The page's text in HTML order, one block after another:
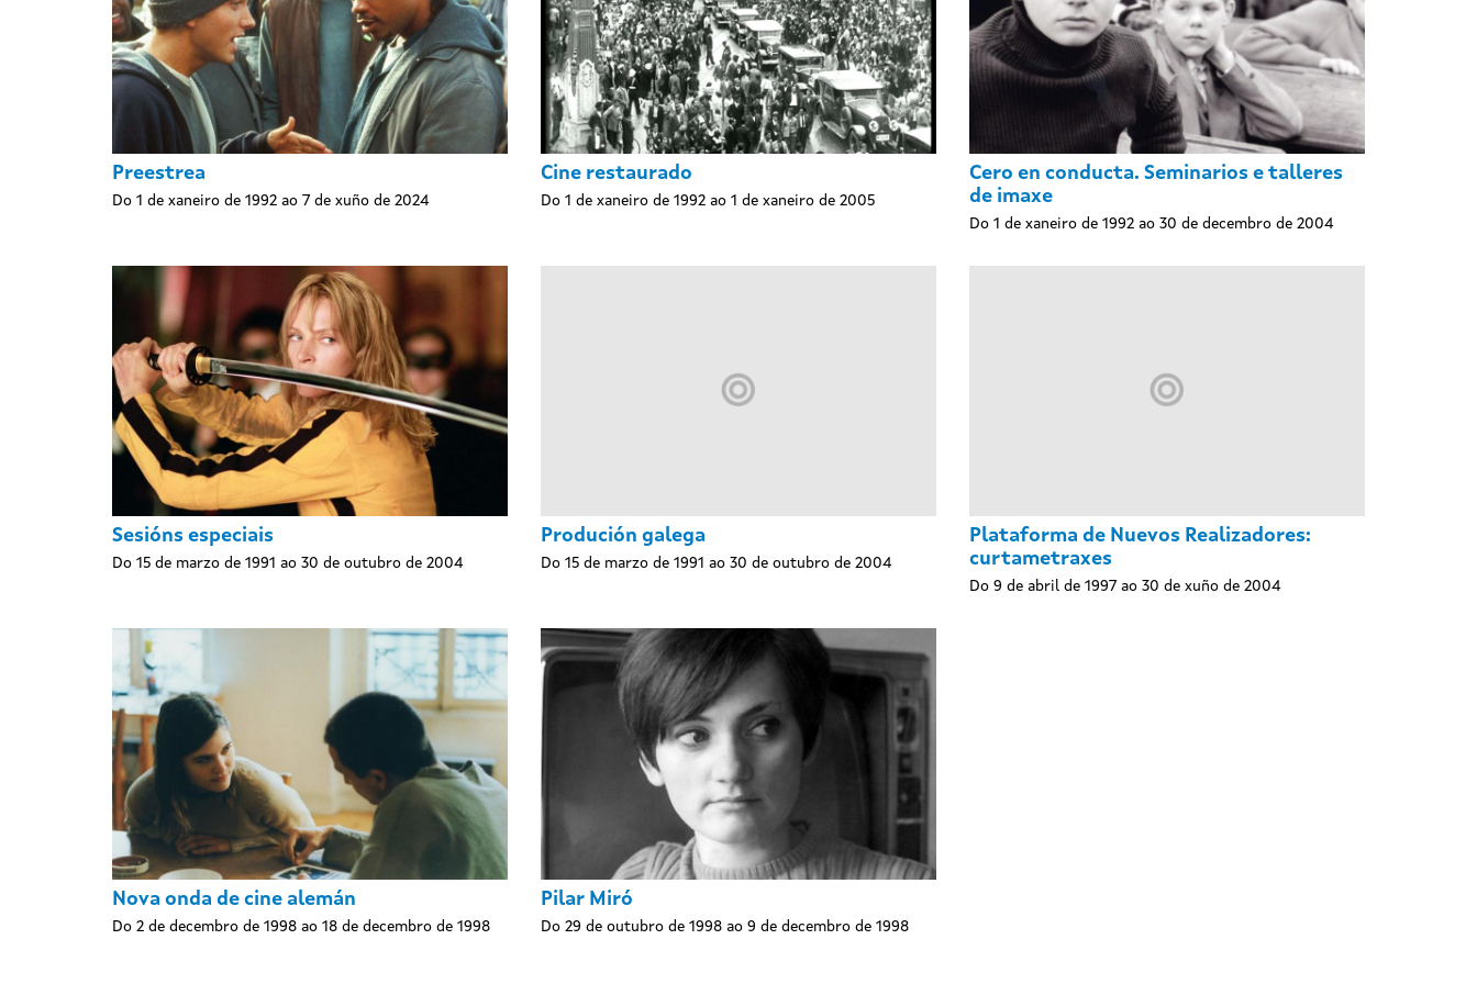
Preestrea
Do 1 de xaneiro de 1992 ao 7 de xuño de 2024
Cine restaurado
Do 1 de xaneiro de 1992 ao 1 de xaneiro de 2005
Cero en conducta. Seminarios e talleres
de imaxe
Do 1 de xaneiro de 1992 ao 30 de decembro de 2004
Sesións especiais
Do 15 de marzo de 1991 ao 30 de outubro de 2004
Produción galega
Do 15 de marzo de 1991 ao 30 de outubro de 2004
Plataforma de Nuevos Realizadores:
curtametraxes
Do 9 de abril de 1997 ao 30 de xuño de 2004
Nova onda de cine alemán
Do 2 de decembro de 1998 ao 18 de decembro de 1998
Pilar Miró
Do 29 de outubro de 1998 ao 9 de decembro de 1998